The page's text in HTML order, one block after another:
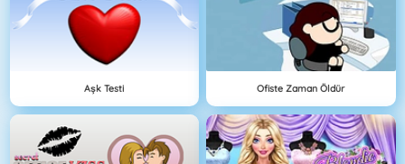
Aşk Testi Ofiste Zaman Öldür